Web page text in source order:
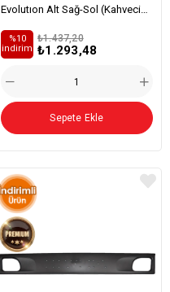
Evolutıon Alt Sağ-Sol (Kahveci
₺1.293,48
₺1.437,20
%10
i̇ndirim
Sepete Ekle